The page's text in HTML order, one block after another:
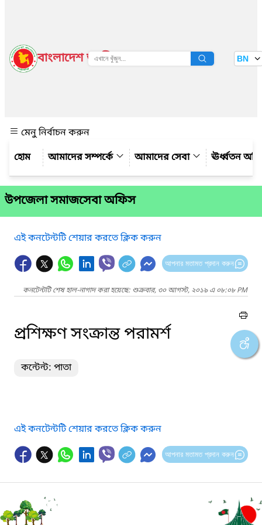
বাংলাদেশ জাতীয় তথ্য বাতায়ন BN
মেনু নির্বাচন করুন
আমাদের সম্পর্কে
আমাদের সেবা ঊর্ধ্বতন
উপজেলা সমাজসেবা অফিস
এই কনটেন্টটি শেয়ার করতে ক্লিক করুন
আপনার মতামত প্রদান করুন
কনটেন্টটি শেষ হাল-নাগাদ করা হয়েছে: শুক্রবার, ৩০ আগস্ট, ২০১৯ এ ০৮:০৮ PM
প্রশিক্ষণ সংক্রান্ত পরামর্শ
কন্টেন্ট: পাতা
এই কনটেন্টটি শেয়ার করতে ক্লিক করুন
আপনার মতামত প্রদান করুন